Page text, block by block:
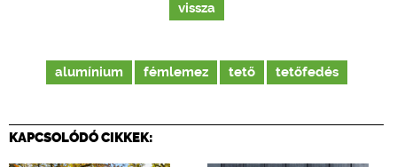
vissza
alumínium fémlemez tető tetőfedés
KAPCSOLÓDÓ CIKKEK: